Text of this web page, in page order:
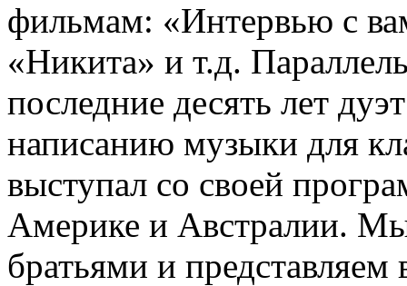
фильмам: «Интервью с
«Никита» и т.д.
последние десять лет
написанию музыки для
выступал со своей
Америке и Австралии.
братьями и